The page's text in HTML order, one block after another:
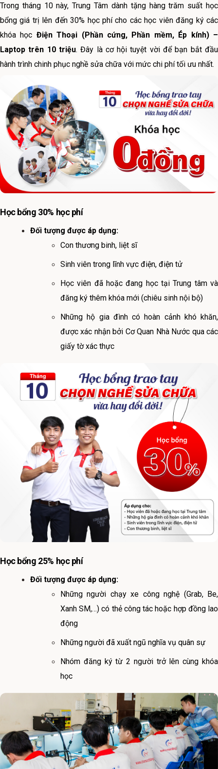
Trong tháng 10 này, Trung Tâm dành tặng hàng trăm suất học
bổng giá trị lên đến 30% học phí cho các học viên đăng ký các
khóa học Điện Thoại (Phần cứng, Phần mềm, Ép kính) –
Laptop trên 10 triệu. Đây là cơ hội tuyệt vời để bạn bắt đầu
hành trình chinh phục nghề sửa chữa với mức chi phí tối ưu nhất.
Học bổng 30% học phí
Đối tượng được áp dụng:
Con thương binh, liệt sĩ
Sinh viên trong lĩnh vực điện, điện tử
Học viên đã hoặc đang học tại Trung tâm và
đăng ký thêm khóa mới (chiêu sinh nội bộ)
Những hộ gia đình có hoàn cảnh khó khăn,
được xác nhận bởi Cơ Quan Nhà Nước qua các
giấy tờ xác thực
Học bổng 25% học phí
Đối tượng được áp dụng:
Những người chạy xe công nghệ (Grab, Be,
Xanh SM,…) có thẻ công tác hoặc hợp đồng lao
động
Những người đã xuất ngũ nghĩa vụ quân sự
Nhóm đăng ký từ 2 người trở lên cùng khóa
học